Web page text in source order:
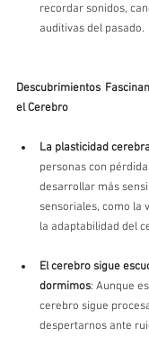
recordar sonidos,
auditivas del pasado.
Descubrimientos
el Cerebro
La plasticidad
personas con
desarrollar más
sensoriales, como la
la adaptabilidad del
El cerebro sigue
dormimos: Aunque
cerebro sigue
despertarnos ante